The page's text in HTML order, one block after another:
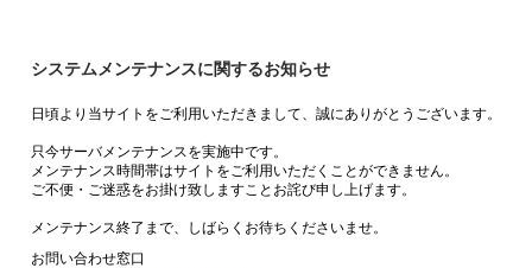
システムメンテナンスに関するお知らせ
日頃より当サイトをご利用いただきまして、誠にありがとうございます。
只今サーバメンテナンスを実施中です。
メンテナンス時間帯はサイトをご利用いただくことができません。
ご不便・ご迷惑をお掛け致しますことお詫び申し上げます。
メンテナンス終了まで、しばらくお待ちくださいませ。
お問い合わせ窓口